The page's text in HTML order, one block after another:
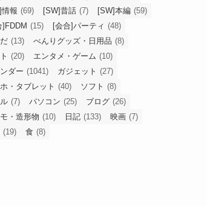
情報 (69) [SW]昔話 (7) [SW]本編 (59)
]FDDM (15) [会合]パーティ (48)
(13) べんりグッズ・日用品 (8)
(20) エンタメ・ゲーム (10)
ダー (1041) ガジェット (27)
・タブレット (40) ソフト (8)
(7) パソコン (25) ブログ (26)
・造形物 (10) 日記 (133) 映画 (7)
(19) 食 (8)